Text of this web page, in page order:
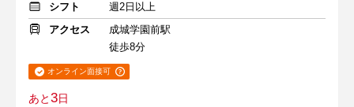
シフト
週2日以上
アクセス
成城学園前駅
徒歩8分
オンライン面接可
あと3日